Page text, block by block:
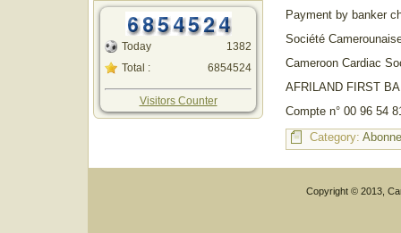
Today
Total :
1382
6854524
Visitors Counter
Payment by banker
Société
Cameroon Cardiac
AFRILAND FIRST
Compte n° 00 96 54
Category:
Copyright © 2013,